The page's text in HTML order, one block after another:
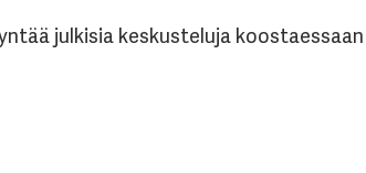
julkisia keskusteluja koostaessaan